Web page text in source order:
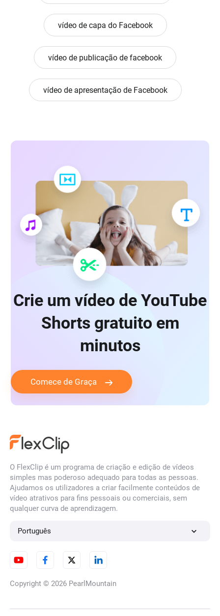
vídeo de capa do Facebook
vídeo de publicação de facebook
vídeo de apresentação de Facebook
Crie um vídeo de YouTube
Shorts gratuito em
minutos
Comece de Graça
O FlexClip é um programa de criação e edição de vídeos
simples mas poderoso adequado para todas as pessoas.
Ajudamos os utilizadores a criar facilmente conteúdos de
vídeo atrativos para fins pessoais ou comerciais, sem
qualquer curva de aprendizagem.
Português
Copyright © 2026 PearlMountain